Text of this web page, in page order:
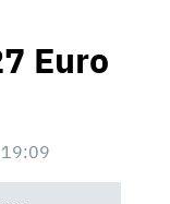
Euro
19:09